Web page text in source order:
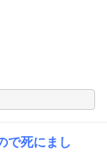
で死にまし